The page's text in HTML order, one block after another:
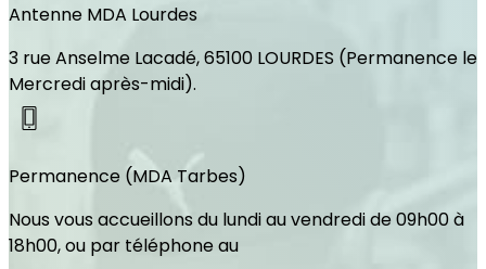
Antenne MDA Lourdes
3 rue Anselme Lacadé, 65100 LOURDES (Permanence le
Mercredi après-midi).
Permanence (MDA Tarbes)
Nous vous accueillons du lundi au vendredi de 09h00 à
18h00, ou par téléphone au